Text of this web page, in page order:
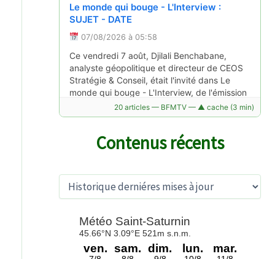
"On en vend une centaine par jour", la
ruée chez les opticiens pour des
lunettes adaptées avant l'éclipse solaire
totale
05/08/2026 à 16:54
La date de l'éclipse solaire totale du 12 août
approche : dans les boutiques opticiennes
de Clermont-Ferrand, c'est la ruée pour
s'équiper de lunettes spécialisées.
Clermont-Ferrand : la pelouse du stade
Le monde qui bouge - L'Interview :
SUJET - DATE
07/08/2026 à 05:58
Ce vendredi 7 août, Djilali Benchabane,
analyste géopolitique et directeur de CEOS
Stratégie & Conseil, était l'invité dans Le
monde qui bouge - L'Interview, de l'émission
Good Morning Business, présentée…
Lire la suite →
Nouvelle-Aquitaine, Normandie... Que
sait-on des déplacements du patient
20 articles — BFMTV — ▲ cache (3 min)
Contenus récents